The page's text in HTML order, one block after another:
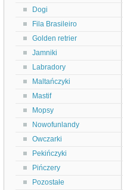
Dogi
Fila Brasileiro
Golden retrier
Jamniki
Labradory
Maltańczyki
Mastif
Mopsy
Nowofunlandy
Owczarki
Pekińczyki
Pińczery
Pozostałe